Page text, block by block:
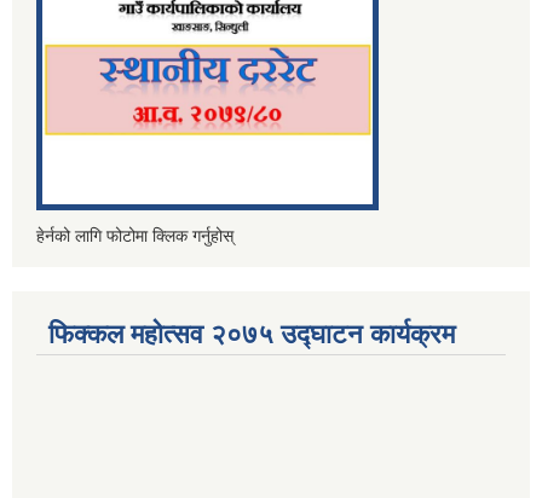
हेर्नको लागि फोटोमा क्लिक गर्नुहोस्
फिक्कल महोत्सव २०७५ उद्घाटन कार्यक्रम